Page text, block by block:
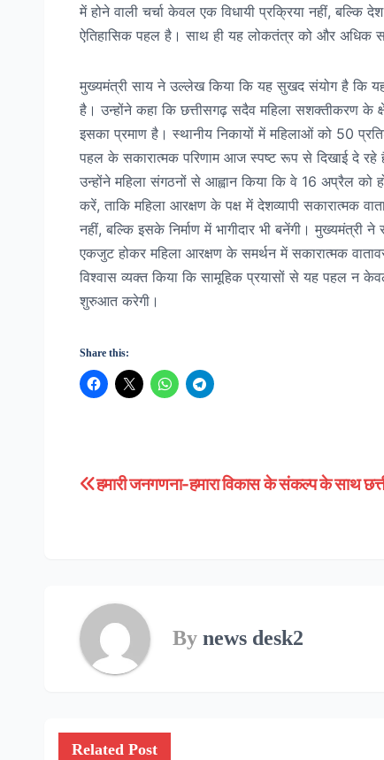
में होने वाली चर्चा केवल एक विधायी प्रक्रिया नहीं,
ऐतिहासिक पहल है। साथ ही यह लोकतंत्र को और अधिक
मुख्यमंत्री साय ने उल्लेख किया कि यह सुखद संयोग है कि यह
है। उन्होंने कहा कि छत्तीसगढ़ सदैव महिला सशक्तीकरण के
इसका प्रमाण है। स्थानीय निकायों में महिलाओं को 50
पहल के सकारात्मक परिणाम आज स्पष्ट रूप से दिखाई दे रहे
उन्होंने महिला संगठनों से आह्वान किया कि वे 16 अप्रैल
करें, ताकि महिला आरक्षण के पक्ष में देशव्यापी सकारात्मक
नहीं, बल्कि इसके निर्माण में भागीदार भी बनेंगी।
एकजुट होकर महिला आरक्षण के समर्थन में सकारात्मक
विश्वास व्यक्त किया कि सामूहिक प्रयासों से यह पहल
शुरुआत करेगी।
Share this:
Post
हमारी जनगणना-हमारा विकास के संकल्प के साथ
By news desk2
Related Post